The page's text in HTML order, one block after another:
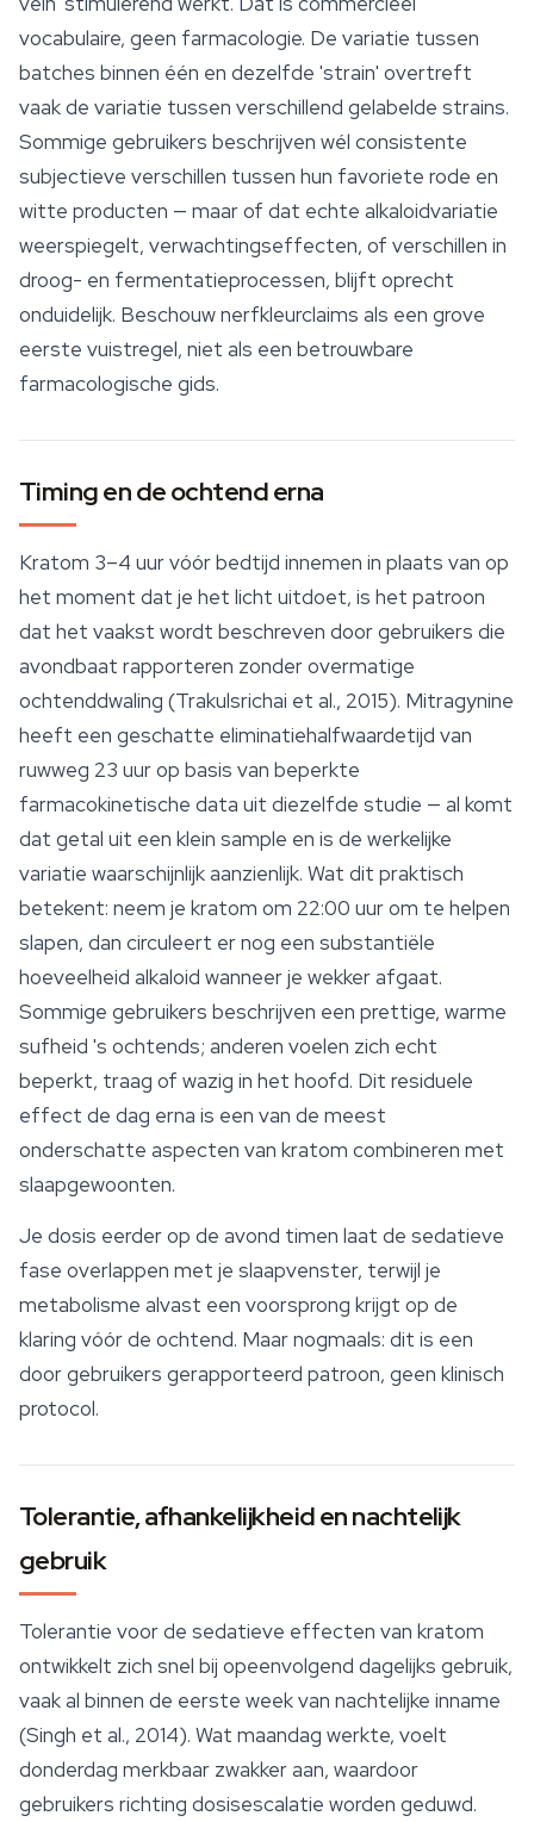
vocabulaire, geen farmacologie. De variatie tussen
batches binnen één en dezelfde 'strain' overtreft
vaak de variatie tussen verschillend gelabelde strains.
Sommige gebruikers beschrijven wél consistente
subjectieve verschillen tussen hun favoriete rode en
witte producten — maar of dat echte alkaloidvariatie
weerspiegelt, verwachtingseffecten, of verschillen in
droog- en fermentatieprocessen, blijft oprecht
onduidelijk. Beschouw nerfkleurclaims als een grove
eerste vuistregel, niet als een betrouwbare
farmacologische gids.
Timing en de ochtend erna
Kratom 3–4 uur vóór bedtijd innemen in plaats van op
het moment dat je het licht uitdoet, is het patroon
dat het vaakst wordt beschreven door gebruikers die
avondbaat rapporteren zonder overmatige
ochtenddwaling (Trakulsrichai et al., 2015). Mitragynine
heeft een geschatte eliminatiehalfwaardetijd van
ruwweg 23 uur op basis van beperkte
farmacokinetische data uit diezelfde studie — al komt
dat getal uit een klein sample en is de werkelijke
variatie waarschijnlijk aanzienlijk. Wat dit praktisch
betekent: neem je kratom om 22:00 uur om te helpen
slapen, dan circuleert er nog een substantiële
hoeveelheid alkaloid wanneer je wekker afgaat.
Sommige gebruikers beschrijven een prettige, warme
sufheid 's ochtends; anderen voelen zich echt
beperkt, traag of wazig in het hoofd. Dit residuele
effect de dag erna is een van de meest
onderschatte aspecten van kratom combineren met
slaapgewoonten.
Je dosis eerder op de avond timen laat de sedatieve
fase overlappen met je slaapvenster, terwijl je
metabolisme alvast een voorsprong krijgt op de
klaring vóór de ochtend. Maar nogmaals: dit is een
door gebruikers gerapporteerd patroon, geen klinisch
protocol.
Tolerantie, afhankelijkheid en nachtelijk
gebruik
Tolerantie voor de sedatieve effecten van kratom
ontwikkelt zich snel bij opeenvolgend dagelijks gebruik,
vaak al binnen de eerste week van nachtelijke inname
(Singh et al., 2014). Wat maandag werkte, voelt
donderdag merkbaar zwakker aan, waardoor
gebruikers richting dosisescalatie worden geduwd.